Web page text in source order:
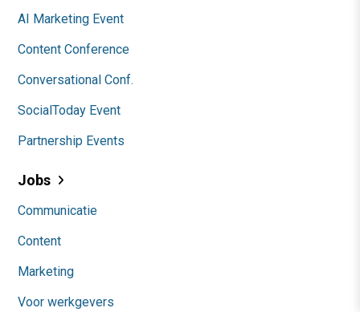
AI Marketing Event
Content Conference
Conversational Conf.
SocialToday Event
Partnership Events
Jobs
Communicatie
Content
Marketing
Voor werkgevers